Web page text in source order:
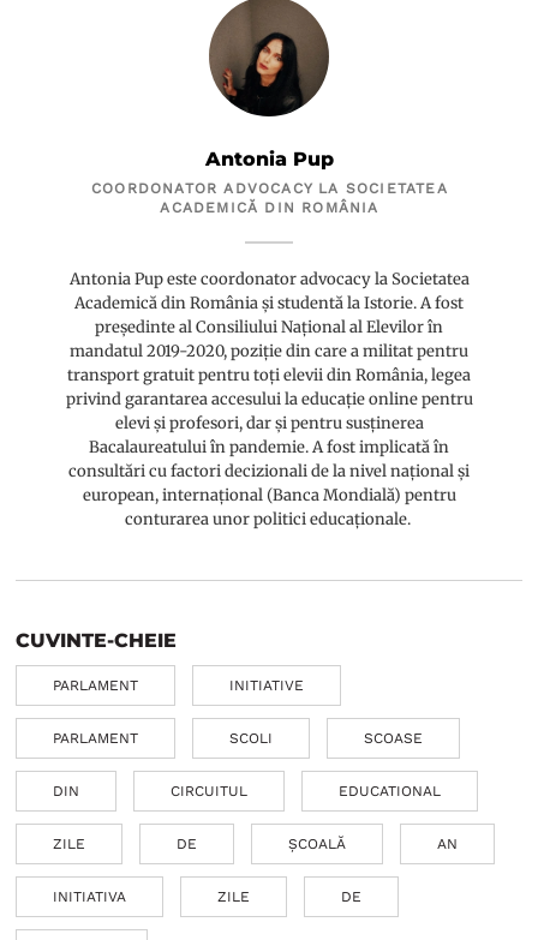
Antonia Pup
COORDONATOR ADVOCACY LA SOCIETATEA
ACADEMICĂ DIN ROMÂNIA
Antonia Pup este coordonator advocacy la Societatea
Academică din România și studentă la Istorie. A fost
președinte al Consiliului Național al Elevilor în
mandatul 2019-2020, poziție din care a militat pentru
transport gratuit pentru toți elevii din România, legea
privind garantarea accesului la educație online pentru
elevi și profesori, dar și pentru susținerea
Bacalaureatului în pandemie. A fost implicată în
consultări cu factori decizionali de la nivel național și
european, internațional (Banca Mondială) pentru
conturarea unor politici educaționale.
CUVINTE-CHEIE
PARLAMENT INITIATIVE
PARLAMENT SCOLI SCOASE
DIN CIRCUITUL EDUCATIONAL
ZILE DE ȘCOALĂ AN
INITIATIVA ZILE DE